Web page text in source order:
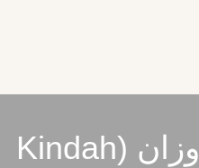
الخط العربي كندة ثلاثة أوزان (Kindah